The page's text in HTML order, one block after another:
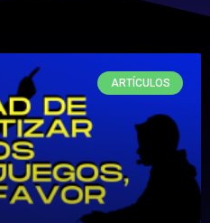
ARTÍCULOS